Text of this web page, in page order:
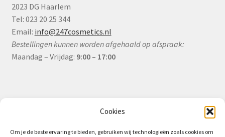
Cookies
Om je de beste ervaring te bieden, gebruiken wij technologieën zoals cookies om
2023 DG Haarlem
Tel: 023 20 25 344
Email: info@247cosmetics.nl
Bestellingen kunnen worden afgehaald op afspraak:
Maandag – Vrijdag: 9:00 – 17:00